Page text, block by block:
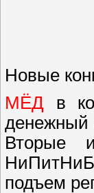
Новые
МЁД
в
денежный
Вторые
подъем